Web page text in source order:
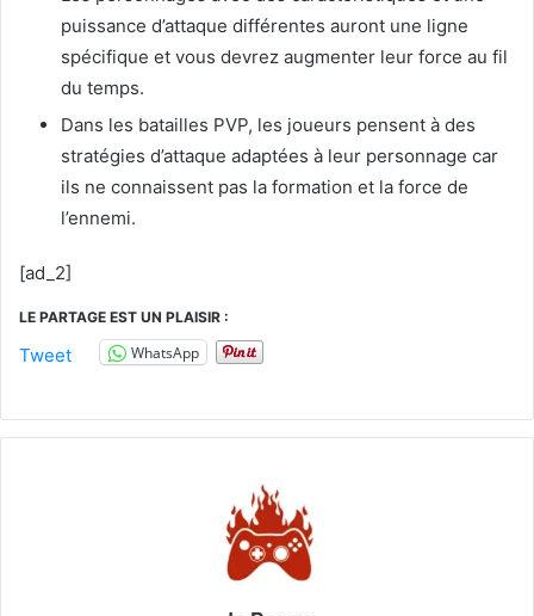
puissance d’attaque différentes auront une ligne
spécifique et vous devrez augmenter leur force au fil
du temps.
Dans les batailles PVP, les joueurs pensent à des
stratégies d’attaque adaptées à leur personnage car
ils ne connaissent pas la formation et la force de
l’ennemi.
[ad_2]
LE PARTAGE EST UN PLAISIR :
Tweet WhatsApp